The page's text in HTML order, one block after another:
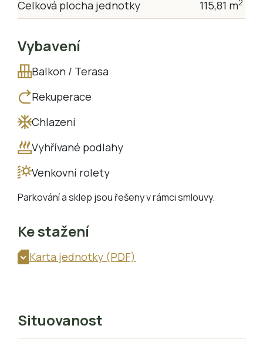
Celková plocha jednotky 115,81 m2
Vybavení
Balkon / Terasa
Rekuperace
Chlazení
Vyhřívané podlahy
Venkovní rolety
Parkování a sklep jsou řešeny v rámci smlouvy.
Ke stažení
Karta jednotky (PDF)
Situovanost